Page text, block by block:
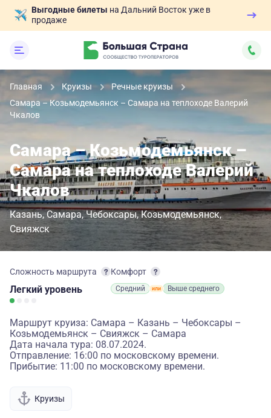
Выгодные билеты на Дальний Восток уже в
продаже
Главная Круизы
Речные круизы
Самара – Козьмодемьянск – Самара на теплоходе Валерий
Чкалов
Самара – Козьмодемьянск –
Самара на теплоходе Валерий
Чкалов
Казань Самара Чебоксары Козьмодемьянск
Свияжск
Сложность маршрута
Легкий уровень
Комфорт
Средний Выше среднего
Маршрут круиза: Самара – Казань – Чебоксары –
Козьмодемьянск – Свияжск – Самара
Дата начала тура: 08.07.2024.
Отправление: 16:00 по московскому времени.
Прибытие: 11:00 по московскому времени.
Круизы